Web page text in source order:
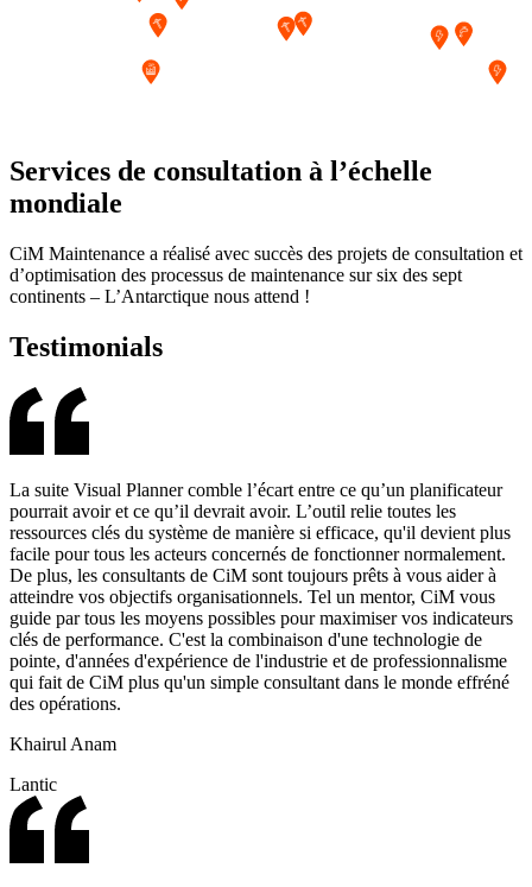
Services de consultation à l’échelle
mondiale
CiM Maintenance a réalisé avec succès des projets de consultation et
d’optimisation des processus de maintenance sur six des sept
continents – L’Antarctique nous attend !
Testimonials
La suite Visual Planner comble l’écart entre ce qu’un planificateur
pourrait avoir et ce qu’il devrait avoir. L’outil relie toutes les
ressources clés du système de manière si efficace, qu'il devient plus
facile pour tous les acteurs concernés de fonctionner normalement.
De plus, les consultants de CiM sont toujours prêts à vous aider à
atteindre vos objectifs organisationnels. Tel un mentor, CiM vous
guide par tous les moyens possibles pour maximiser vos indicateurs
clés de performance. C'est la combinaison d'une technologie de
pointe, d'années d'expérience de l'industrie et de professionnalisme
qui fait de CiM plus qu'un simple consultant dans le monde effréné
des opérations.
Khairul Anam
Lantic